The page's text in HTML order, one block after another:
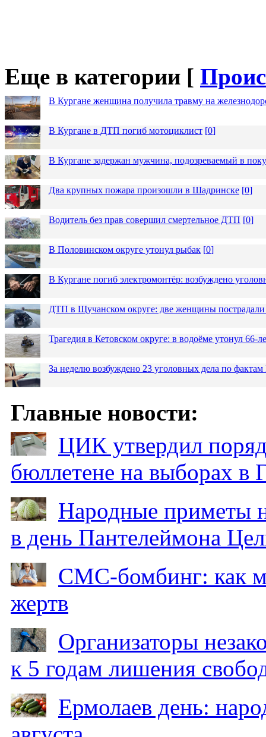
Еще в категории [
В Кургане женщина получила травму на
В Кургане в ДТП погиб мотоциклист [0]
В Кургане задержан мужчина, подозреваемый в
Два крупных пожара произошли в Шадринске [0]
Водитель без прав совершил смертельное ДТП [0]
В Половинском округе утонул рыбак [0]
В Кургане погиб электромонтёр: возбуждено
ДТП в Щучанском округе: две женщины пострадали
Трагедия в Кетовском округе: в водоёме утонул 66-
За неделю возбуждено 23 уголовных дела по
Главные новости:
ЦИК утвердил
бюллетене на выборах в
Народные приметы
в день Пантелеймона
СМС-бомбинг: как
жертв
Организаторы
к 5 годам лишения
Ермолаев день: